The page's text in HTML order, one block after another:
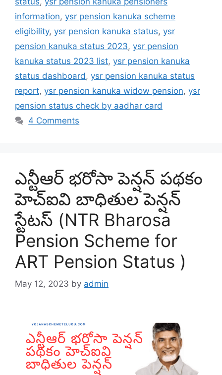
information, ysr pension kanuka scheme
eligibility, ysr pension kanuka status, ysr
pension kanuka status 2023, ysr pension
kanuka status 2023 list, ysr pension kanuka
status dashboard, ysr pension kanuka status
report, ysr pension kanuka widow pension, ysr
pension status check by aadhar card
4 Comments
ఎన్టీఆర్ భరోసా పెన్షన్ పథకం
హెచ్ఐవి బాధితుల పెన్షన్
స్టేటస్ (NTR Bharosa
Pension Scheme for
ART Pension Status )
May 12, 2023 by admin